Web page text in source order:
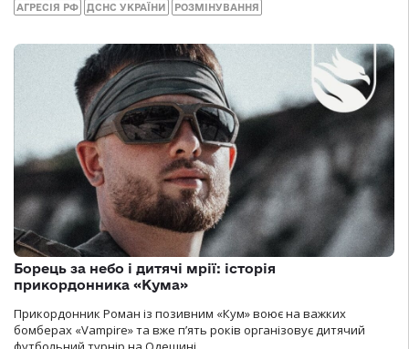
АГРЕСІЯ РФ ДСНС УКРАЇНИ РОЗМІНУВАННЯ
Борець за небо і дитячі мрії: історія
прикордонника «Кума»
Прикордонник Роман із позивним «Кум» воює на важких
бомберах «Vampire» та вже п’ять років організовує дитячий